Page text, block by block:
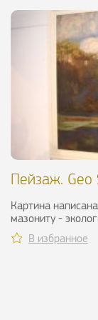
Пейзаж. Geo
Картина
мазониту -
В избранное